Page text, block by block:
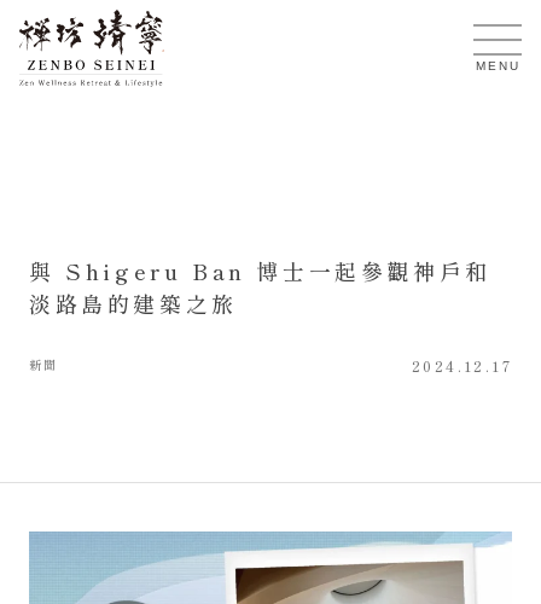
TW
MENU
與 Shigeru Ban 博士一起參觀神戶和
淡路島的建築之旅
新聞 2024.12.17